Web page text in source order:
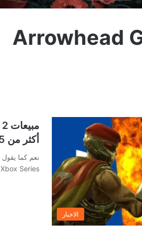
Arrowhead
الاخبار
أكثر من PS5 في أول 6 أيام من الإطلاق!
Xbox Series تفوقت على مبيعات اللعبة على جهاز PS5 في…